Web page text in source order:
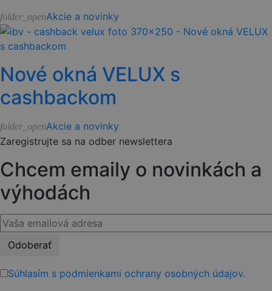
folder_openAkcie a novinky
Nové okná VELUX s
cashbackom
folder_openAkcie a novinky
Zaregistrujte sa na odber newslettera
Chcem emaily o novinkách a
výhodách
Please
thisSúhlasím s podmienkami ochrany osobných údajov.